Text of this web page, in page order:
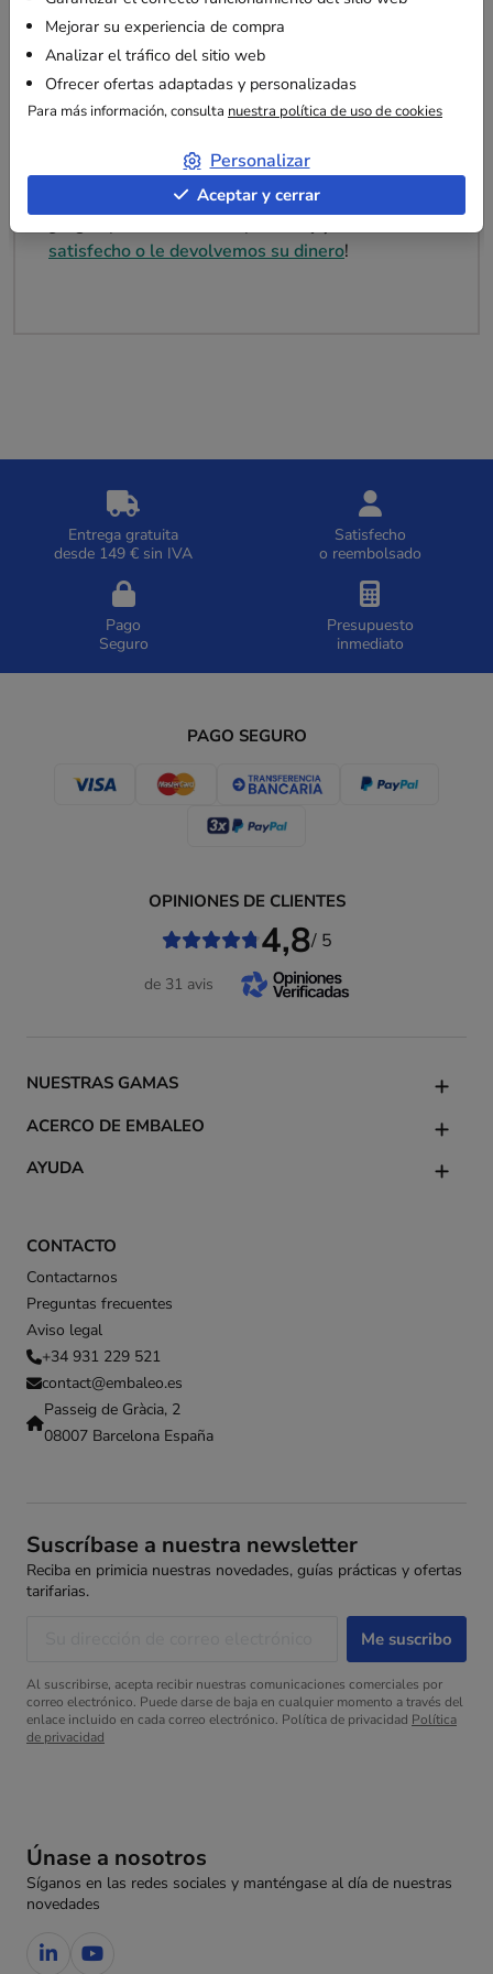
entrega en 2 a 4 días laborables!
Servicio postventa
satisfecho o le devolvemos su dinero!
Entrega gratuita
desde 149 € sin IVA
Satisfecho
o reembolsado
Pago
Seguro
Presupuesto
inmediato
PAGO SEGURO
CONTACTO
Contactarnos
Preguntas frecuentes
Aviso legal
+34 931 229 521
contact@embaleo.es
Passeig de Gràcia, 2
08007 Barcelona España
NUESTRAS GAMAS
ACERCO DE EMBALEO
AYUDA
OPINIONES DE CLIENTES
4,8/ 5
de 31 avis
Únase a nosotros
Síganos en las redes sociales y manténgase al día de nuestras
novedades
Suscríbase a nuestra newsletter
Reciba en primicia nuestras novedades, guías prácticas y ofertas
tarifarias.
Al suscribirse, acepta recibir nuestras comunicaciones comerciales por
correo electrónico. Puede darse de baja en cualquier momento a través del
enlace incluido en cada correo electrónico. Política de privacidad Política
de privacidad
Mejorar su experiencia de compra
Analizar el tráfico del sitio web
Ofrecer ofertas adaptadas y personalizadas
Para más información, consulta nuestra política de uso de cookies
Personalizar
Aceptar y cerrar